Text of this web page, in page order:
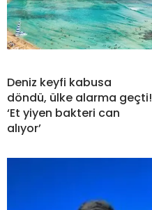
Deniz keyfi kabusa
döndü, ülke alarma geçti!
‘Et yiyen bakteri can
alıyor’